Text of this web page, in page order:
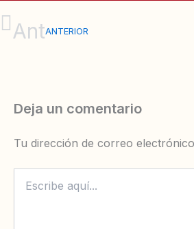
AntANTERIOR
Deja un comentario
Tu dirección de correo
aquí...